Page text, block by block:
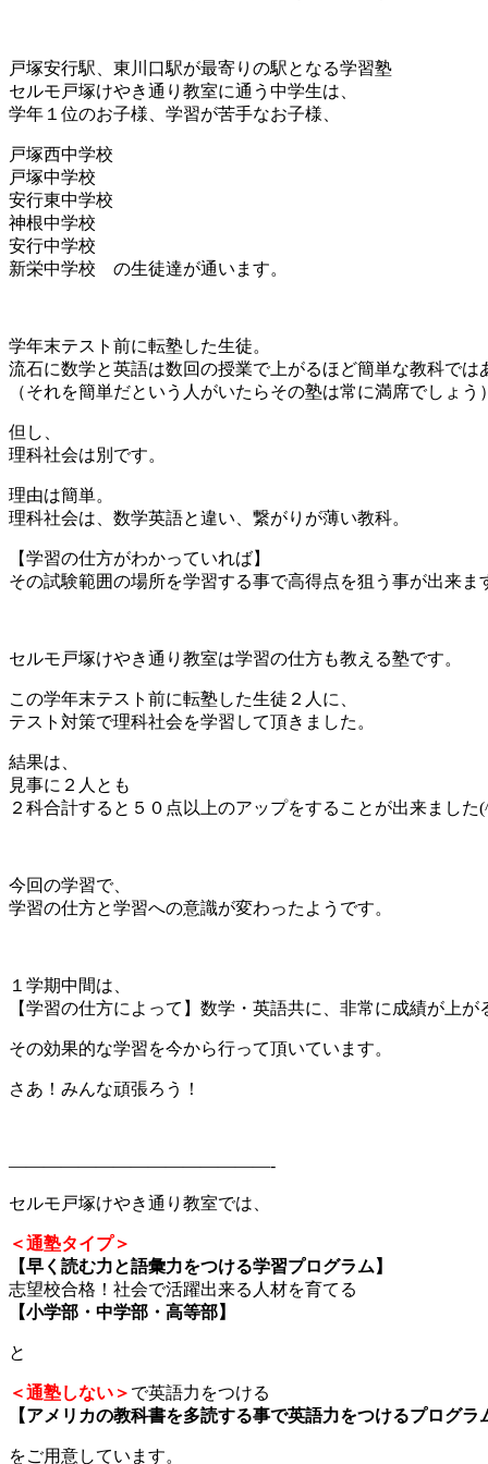
戸塚安行駅、東川口駅が最寄りの駅となる学習塾
セルモ戸塚けやき通り教室に通う中学生は、
学年１位のお子様、学習が苦手なお子様、
戸塚西中学校
戸塚中学校
安行東中学校
神根中学校
安行中学校
新栄中学校 の生徒達が通います。
学年末テスト前に転塾した生徒。
流石に数学と英語は数回の授業で上がるほど簡単な教科では
（それを簡単だという人がいたらその塾は常に満席でしょう）
但し、
理科社会は別です。
理由は簡単。
理科社会は、数学英語と違い、繋がりが薄い教科。
【学習の仕方がわかっていれば】
その試験範囲の場所を学習する事で高得点を狙う事が出来ま
セルモ戸塚けやき通り教室は学習の仕方も教える塾です。
この学年末テスト前に転塾した生徒２人に、
テスト対策で理科社会を学習して頂きました。
結果は、
見事に２人とも
２科合計すると５０点以上のアップをすることが出来ました
今回の学習で、
学習の仕方と学習への意識が変わったようです。
１学期中間は、
【学習の仕方によって】数学・英語共に、非常に成績が上が
その効果的な学習を今から行って頂いています。
さあ！みんな頑張ろう！
———————————————-
セルモ戸塚けやき通り教室では、
＜通塾タイプ＞
【早く読む力と語彙力をつける学習プログラム】
志望校合格！社会で活躍出来る人材を育てる
【小学部・中学部・高等部】
と
＜通塾しない＞ で英語力をつける
【アメリカの教科書を多読する事で英語力をつけるプログラ
をご用意しています。